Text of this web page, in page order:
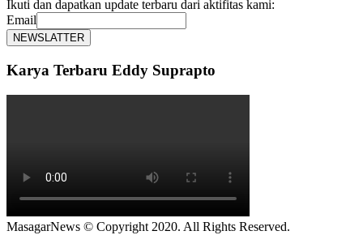
Ikuti dan dapatkan update terbaru dari aktifitas kami:
Email
Karya Terbaru Eddy Suprapto
MasagarNews © Copyright 2020. All Rights Reserved.